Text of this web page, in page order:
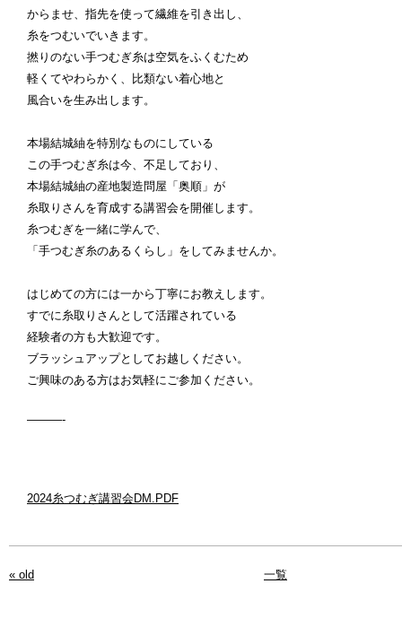
からませ、指先を使って繊維を引き出し、
糸をつむいでいきます。
撚りのない手つむぎ糸は空気をふくむため
軽くてやわらかく、比類ない着心地と
風合いを生み出します。
本場結城紬を特別なものにしている
この手つむぎ糸は今、不足しており、
本場結城紬の産地製造問屋「奥順」が
糸取りさんを育成する講習会を開催します。
糸つむぎを一緒に学んで、
「手つむぎ糸のあるくらし」をしてみませんか。
はじめての方には一から丁寧にお教えします。
すでに糸取りさんとして活躍されている
経験者の方も大歓迎です。
ブラッシュアップとしてお越しください。
ご興味のある方はお気軽にご参加ください。
———-
2024糸つむぎ講習会DM.PDF
« old 一覧